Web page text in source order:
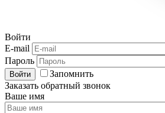
Войти
E-mail
Пароль
Войти
Запомнить
Заказать обратный звонок
Ваше имя